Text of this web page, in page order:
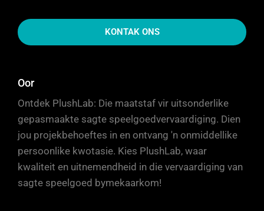
KONTAK ONS
Oor
Ontdek PlushLab: Die maatstaf vir uitsonderlike
gepasmaakte sagte speelgoedvervaardiging. Dien
jou projekbehoeftes in en ontvang 'n onmiddellike
persoonlike kwotasie. Kies PlushLab, waar
kwaliteit en uitnemendheid in die vervaardiging van
sagte speelgoed bymekaarkom!